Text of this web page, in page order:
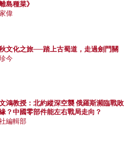
島種菜》
偉
文化之旅──踏上古蜀道，走過劍門關
今
鴻教授：北約縱深空襲 俄羅斯瀕臨戰敗
？中國零部件能左右戰局走向？
編輯部